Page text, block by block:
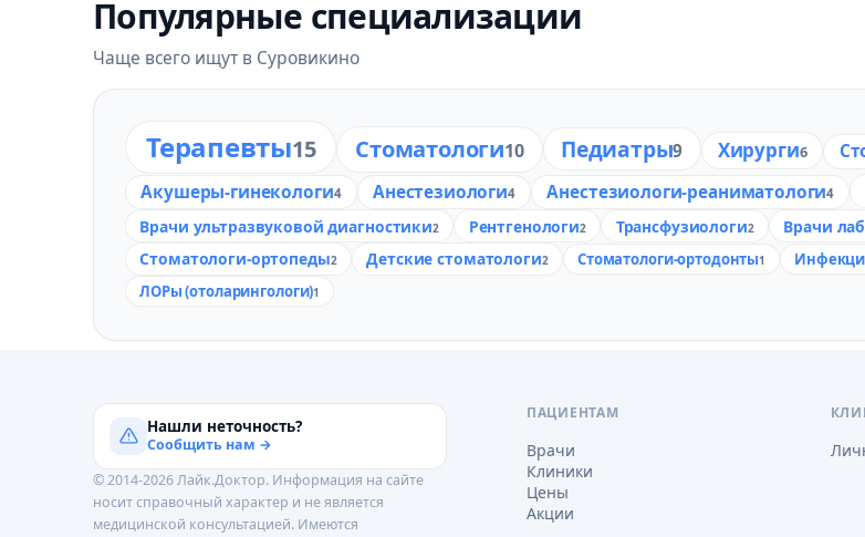
Популярные специализации
Чаще всего ищут в Суровикино
Терапевты15 Стоматологи10 Педиатры9 Хирурги6
Акушеры-гинекологи4 Анестезиологи4 Анестезиологи-реаниматологи4
Врачи ультразвуковой диагностики2 Рентгенологи2 Трансфузиологи2 Врачи
Стоматологи-ортопеды2 Детские стоматологи2 Стоматологи-ортодонты1
ЛОРы (отоларингологи)1
Нашли неточность?
Сообщить нам →
© 2014-2026 Лайк.Доктор. Информация на сайте
носит справочный характер и не является
медицинской консультацией. Имеются
ПАЦИЕНТАМ
Врачи
Клиники
Цены
Акции